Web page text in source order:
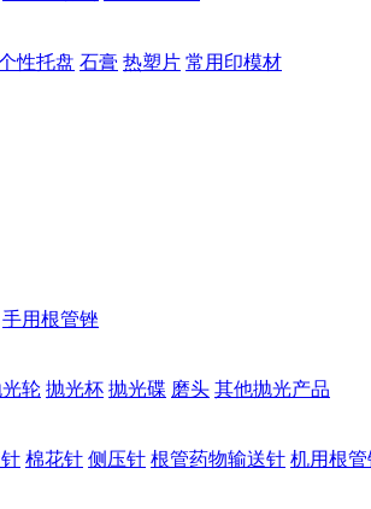
性托盘 石膏 热塑片 常用印模材
手用根管锉
轮 抛光杯 抛光碟 磨头 其他抛光产品
棉花针 侧压针 根管药物输送针 机用根管